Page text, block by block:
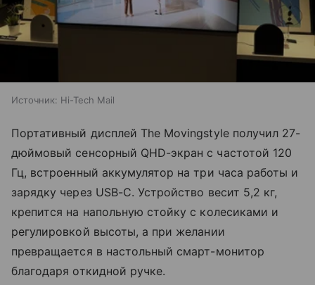
Источник: Hi-Tech Mail
Портативный дисплей The Movingstyle получил 27-
дюймовый сенсорный QHD-экран с частотой 120
Гц, встроенный аккумулятор на три часа работы и
зарядку через USB-C. Устройство весит 5,2 кг,
крепится на напольную стойку с колесиками и
регулировкой высоты, а при желании
превращается в настольный смарт-монитор
благодаря откидной ручке.